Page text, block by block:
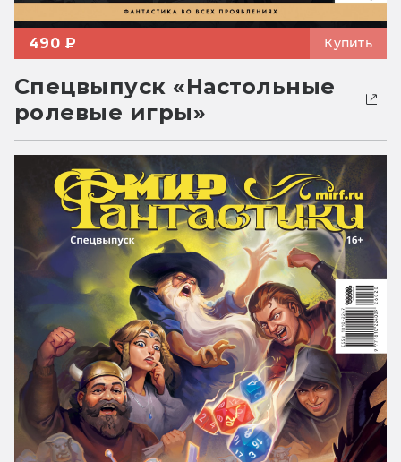
490 ₽ Купить
Спецвыпуск «Настольные
ролевые игры»